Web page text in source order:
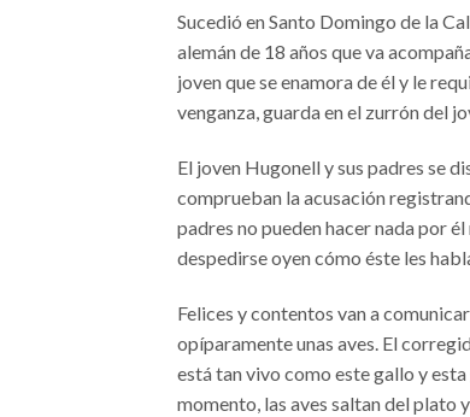
Sucedió en Santo Domingo de la
alemán de 18 años que va
joven que se enamora de él y le
venganza, guarda en el zurrón del
El joven Hugonell y sus padres se
comprueban la acusación
padres no pueden hacer nada por
despedirse oyen cómo éste les
Felices y contentos van a
opíparamente unas aves. El
está tan vivo como este gallo y
momento, las aves saltan del plato